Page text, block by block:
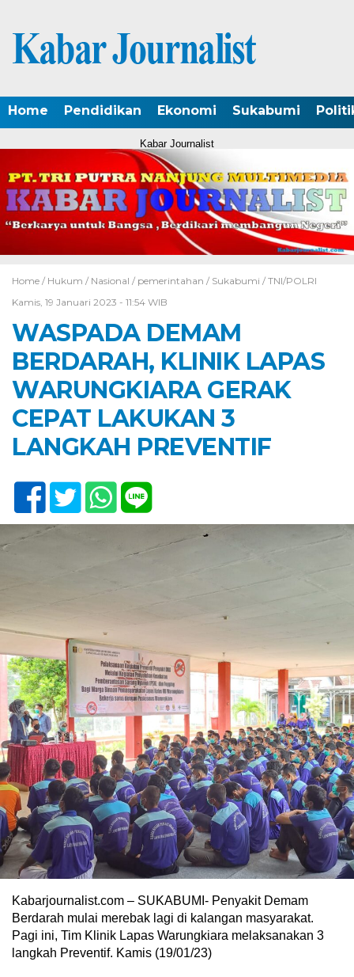
Home Pendidikan Ekonomi Sukabumi
Kabar Journalist
Home / Hukum / Nasional / pemerintahan / Sukabumi / TNI/POLRI
Kamis, 19 Januari 2023 - 11:54 WIB
WASPADA DEMAM
BERDARAH, KLINIK LAPAS
WARUNGKIARA GERAK
CEPAT LAKUKAN 3
LANGKAH PREVENTIF
Kabarjournalist.com – SUKABUMI- Penyakit Demam
Berdarah mulai merebak lagi di kalangan masyarakat.
Pagi ini, Tim Klinik Lapas Warungkiara melaksanakan 3
langkah Preventif. Kamis (19/01/23)